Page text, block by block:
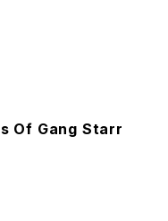
Of Gang Starr